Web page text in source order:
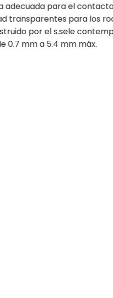
adecuada para el
transparentes para los
por el s.sele
0.7 mm a 5.4 mm máx.